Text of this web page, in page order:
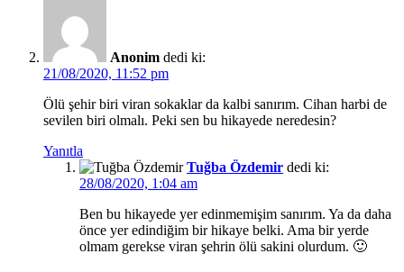
Anonim dedi ki:
21/08/2020, 11:52 pm
Ölü şehir biri viran sokaklar da kalbi sanırım. Cihan harbi de
sevilen biri olmalı. Peki sen bu hikayede neredesin?
Yanıtla
Tuğba Özdemir dedi ki:
28/08/2020, 1:04 am
Ben bu hikayede yer edinmemişim sanırım. Ya da daha
önce yer edindiğim bir hikaye belki. Ama bir yerde
olmam gerekse viran şehrin ölü sakini olurdum. 🙂